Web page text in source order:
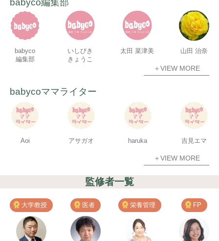
babyco編集部
babyco
編集部
いしびき
きょうこ
太田 菜津美 山田 治奈
＋VIEW MORE
babycoママライター
Aoi アサガオ haruka 吉見エマ
＋VIEW MORE
監修者一覧
大学教授 医者 栄養管理 FP